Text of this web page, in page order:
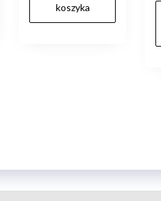
zł270.00.
koszyka